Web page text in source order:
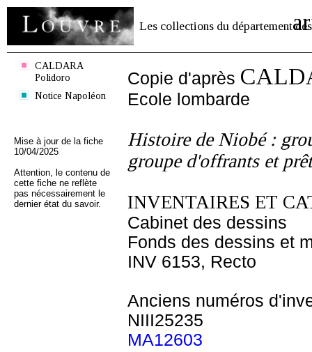
Les collections du département des
CALDARA
Polidoro
Notice Napoléon
Mise à jour de la fiche
10/04/2025
Attention, le contenu de
cette fiche ne reflète
pas nécessairement le
dernier état du savoir.
Copie d'après
Ecole lombarde
Histoire de Niobé :
groupe d'offrants et
INVENTAIRES ET
Cabinet des dessins
Fonds des dessins et
INV 6153, Recto
Anciens numéros
NIII25235
MA12603